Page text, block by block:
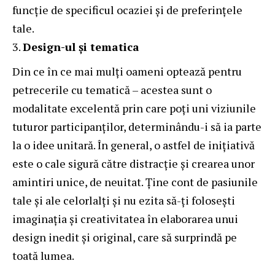
funcție de specificul ocaziei și de preferințele
tale.
Design-ul și tematica
Din ce în ce mai mulți oameni optează pentru
petrecerile cu tematică – acestea sunt o
modalitate excelentă prin care poți uni viziunile
tuturor participanților, determinându-i să ia parte
la o idee unitară. În general, o astfel de inițiativă
este o cale sigură către distracție și crearea unor
amintiri unice, de neuitat. Ține cont de pasiunile
tale și ale celorlalți și nu ezita să-ți folosești
imaginația și creativitatea în elaborarea unui
design inedit și original, care să surprindă pe
toată lumea.